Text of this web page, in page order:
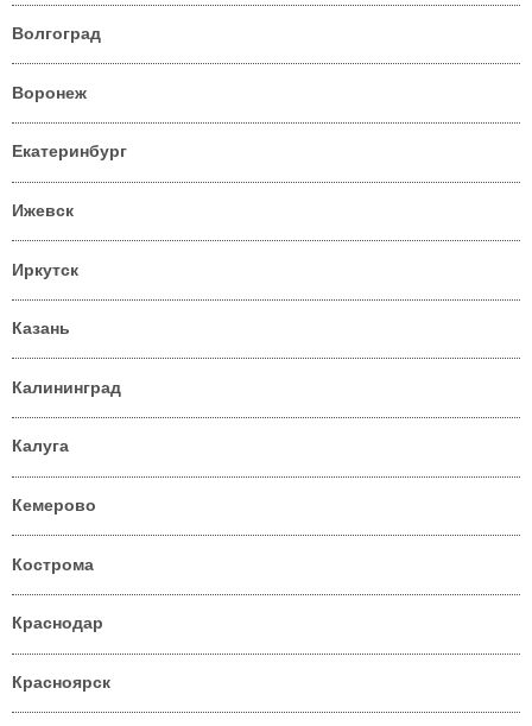
Волгоград
Воронеж
Екатеринбург
Ижевск
Иркутск
Казань
Калининград
Калуга
Кемерово
Кострома
Краснодар
Красноярск